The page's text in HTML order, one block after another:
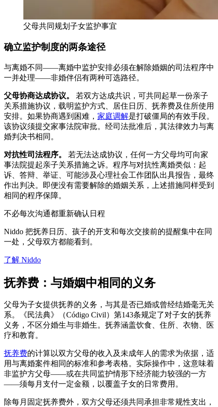
父母共同规划子女监护事宜
确立监护制度的两条途径
与离婚不同——离婚中监护安排必须在解除婚姻的司法程序中
一并处理——非婚伴侣有两种可选路径。
父母协商达成协议。
若双方达成共识，可共同起草一份亲子
关系措施协议，载明监护方式、居住日历、抚养费及住所使用
安排。如果协商遇到困难， 家庭调解是打破僵局的有效手段。
该协议须提交家事法院审批。经司法批准后，其法律效力与离
婚判决书相同。
对抗性司法程序。
若无法达成协议，任何一方父母均可向家
事法院提起亲子关系措施之诉。程序与对抗性离婚类似：起
诉、答辩、举证、可能涉及心理社会工作团队出具报告，最终
作出判决。即便没有需要解除的婚姻关系，上述措施同样受到
相同的程序保障。
不必每次沟通都重新确认日程
Niddo 把抚养日历、孩子的开支和每次交接前的提醒集中在同
一处，父母双方都能看到。
了解 Niddo
抚养费：与婚姻中相同的义务
父母为子女提供抚养的义务，与其是否已婚或曾经结婚毫无关
系。《民法典》（Código Civil）第143条规定了对子女的抚养
义务，不区分婚生与非婚生。抚养涵盖饮食、住所、衣物、医
疗和教育。
抚养费的计算以双方父母的收入及未成年人的需求为依据，适
用与离婚案件相同的标准和参考表格。实际操作中，这意味着
非监护方父母——或在共同监护情形下经济能力较强的一方
——须每月支付一定金额，以覆盖子女的日常费用。
除每月固定抚养费外，双方父母还须共同承担非常规性支出，